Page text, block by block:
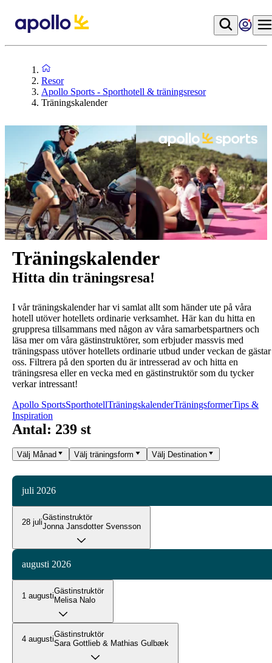
Resor
Apollo Sports - Sporthotell & träningsresor
Träningskalender
Träningskalender
Hitta din träningsresa!
I vår träningskalender har vi samlat allt som händer ute på våra
hotell utöver hotellets ordinarie verksamhet. Här kan du hitta en
gruppresa tillsammans med någon av våra samarbetspartners och
läsa mer om våra gästinstruktörer, som erbjuder massvis med
träningspass utöver hotellets ordinarie utbud under veckan de gästar
oss. Filtrera på den sporten du är intresserad av och hitta en
träningsresa eller en vecka med en gästinstruktör som du tycker
verkar intressant!
Apollo SportsSporthotellTräningskalenderTräningsformerTips &
Inspiration
Antal: 239 st
Välj Månad Välj träningsform Välj Destination
juli 2026
28 juliGästinstruktör
Jonna Jansdotter Svensson
augusti 2026
1 augustiGästinstruktör
Melisa Nalo
4 augustiGästinstruktör
Sara Gottlieb & Mathias Gulbæk